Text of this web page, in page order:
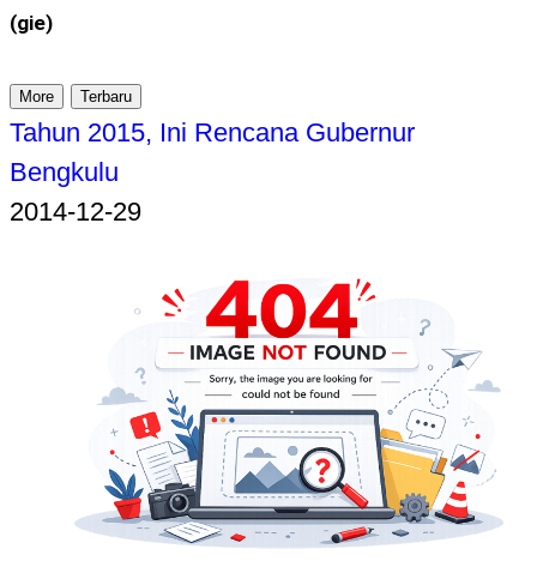
(gie)
More Terbaru
Tahun 2015, Ini Rencana Gubernur
Bengkulu
2014-12-29